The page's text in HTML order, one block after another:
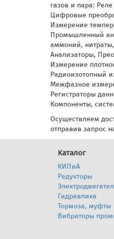
газов и пара:
Цифровые
Измерение
Промышленный
аммоний,
Анализаторы,
Измерение
Радиоизотопный
Межфазное
Регистраторы
Компоненты,
Осуществляем
отправив запрос
Каталог
КИПиА
Редукторы
Гидравлика
Тормоза, муфты
Вибраторы